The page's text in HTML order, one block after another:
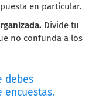
en particular.
Divide tu
no confunda a los
debes
encuestas.